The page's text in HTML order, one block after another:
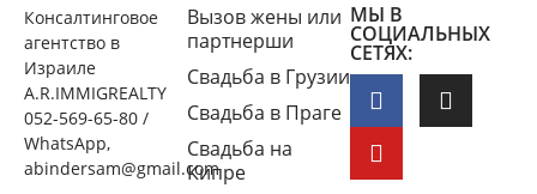
Консалтинговое
агентство в
Израиле
A.R.IMMIGREALTY
052-569-65-80 /
WhatsApp,
abindersam@gmail.com
Вызов жены или
партнерши
Свадьба в Грузии
Свадьба в Праге
Свадьба на
Кипре
МЫ В
СОЦИАЛЬНЫХ
СЕТЯХ: